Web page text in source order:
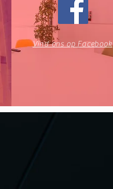
Vind ons op Facebook